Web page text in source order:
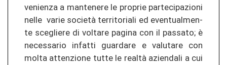
ve­nien­za a man­te­ne­re le pro­prie par­te­ci­pa­zio­ni
nelle varie società ter­ri­to­ria­li ed even­tual­men­
te sceg­lie­re di vol­ta­re pa­gi­na con il pas­sa­to; è
ne­ces­sa­rio in­fat­ti guar­da­re e va­lu­ta­re con
molta at­ten­zio­ne tutte le realtà azien­da­li a cui